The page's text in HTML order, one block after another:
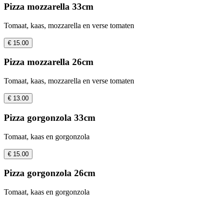
Pizza mozzarella 33cm
Tomaat, kaas, mozzarella en verse tomaten
€ 15.00
Pizza mozzarella 26cm
Tomaat, kaas, mozzarella en verse tomaten
€ 13.00
Pizza gorgonzola 33cm
Tomaat, kaas en gorgonzola
€ 15.00
Pizza gorgonzola 26cm
Tomaat, kaas en gorgonzola